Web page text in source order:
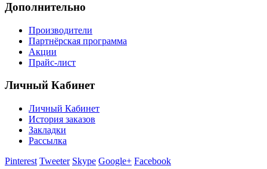
Дополнительно
Производители
Партнёрская программа
Акции
Прайс-лист
Личный Кабинет
Личный Кабинет
История заказов
Закладки
Рассылка
Pinterest Tweeter Skype Google+ Facebook